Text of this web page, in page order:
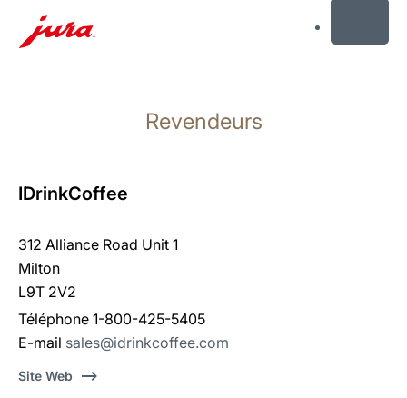
recherche
Revendeurs
IDrinkCoffee
312 Alliance Road Unit 1
Milton
L9T 2V2
Téléphone 1-800-425-5405
E-mail sales@idrinkcoffee.com
Site Web